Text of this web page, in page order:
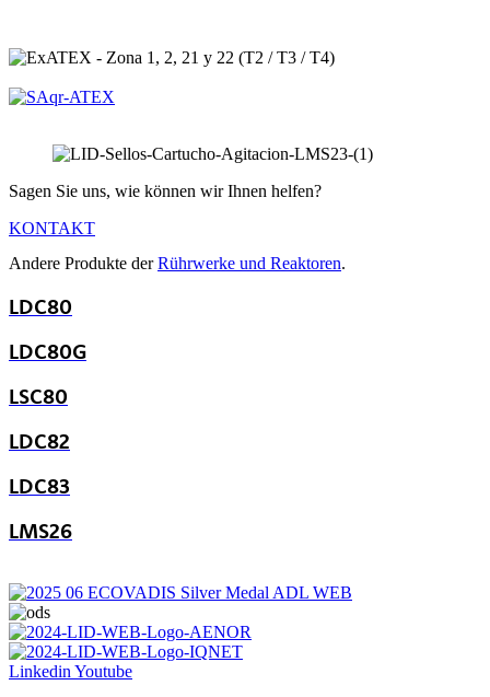
Sagen Sie uns, wie können wir Ihnen helfen?
KONTAKT
Andere Produkte derRührwerke und Reaktoren.
LDC80
LDC80G
LSC80
LDC82
LDC83
LMS26
Linkedin Youtube